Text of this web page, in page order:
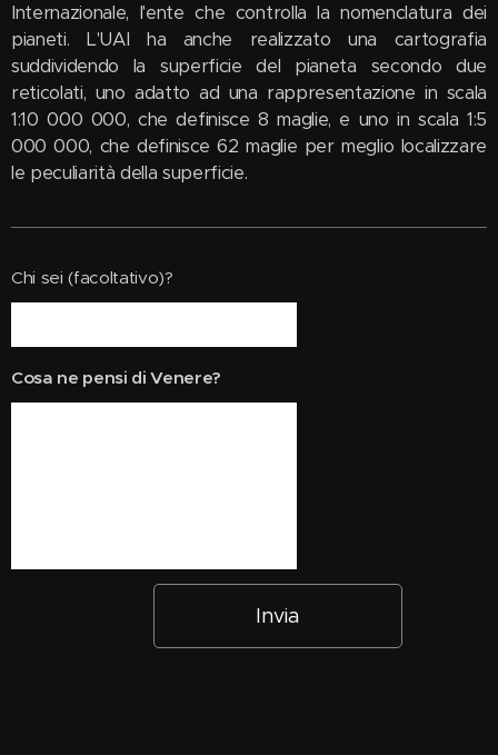
Internazionale, l'ente che controlla la nomenclatura dei
pianeti. L'UAI ha anche realizzato una cartografia
suddividendo la superficie del pianeta secondo due
reticolati, uno adatto ad una rappresentazione in scala
1:10 000 000, che definisce 8 maglie, e uno in scala 1:5
000 000, che definisce 62 maglie per meglio localizzare
le peculiarità della superficie.
Chi sei (facoltativo)?
Cosa ne pensi di Venere?
Invia